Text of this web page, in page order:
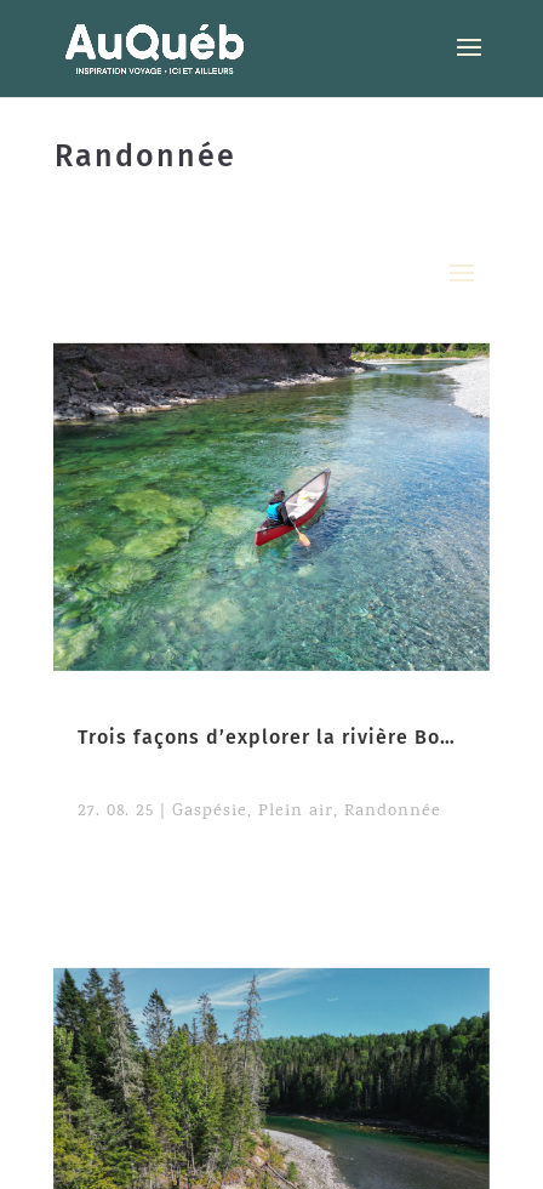
Randonnée
Trois façons d’explorer la rivière Bonaventure
27. 08. 25 Gaspésie, Plein air, Randonnée